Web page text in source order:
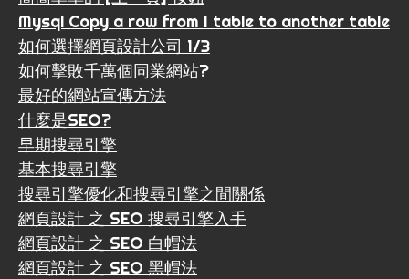
Mysql Copy a row from 1 table to another table
如何選擇網頁設計公司 1/3
如何擊敗千萬個同業網站?
最好的網站宣傳方法
什麼是SEO?
早期搜尋引擎
基本搜尋引擎
搜尋引擎優化和搜尋引擎之間關係
網頁設計 之 SEO 搜尋引擎入手
網頁設計 之 SEO 白帽法
網頁設計 之 SEO 黑帽法